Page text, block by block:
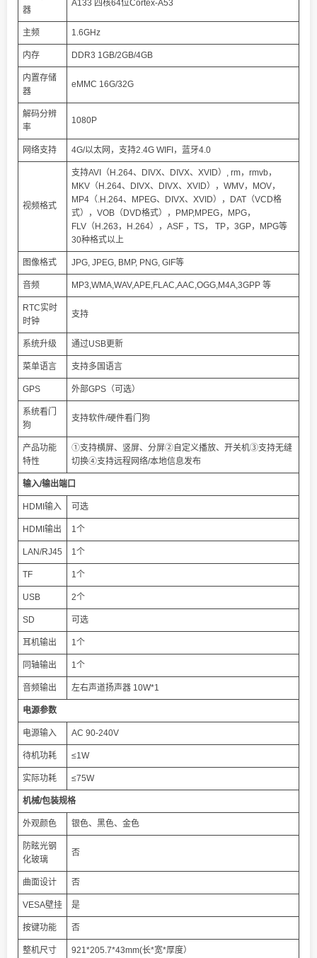
器
A133 四核64位Cortex-A53
主频 1.6GHz
内存 DDR3 1GB/2GB/4GB
内置存储
器
eMMC 16G/32G
解码分辨
率
1080P
网络支持 4G/以太网，支持2.4G WIFI，蓝牙4.0
视频格式
支持AVI（H.264、DIVX、DIVX、XVID）, rm，rmvb，
MKV（H.264、DIVX、DIVX、XVID），WMV，MOV，
MP4（.H.264、MPEG、DIVX、XVID），DAT（VCD格
式），VOB（DVD格式），PMP,MPEG，MPG，
FLV（H.263，H.264），ASF ，TS， TP，3GP，MPG等
30种格式以上
图像格式 JPG, JPEG, BMP, PNG, GIF等
音频 MP3,WMA,WAV,APE,FLAC,AAC,OGG,M4A,3GPP 等
RTC实时
时钟
支持
系统升级 通过USB更新
菜单语言 支持多国语言
GPS 外部GPS（可选）
系统看门
狗
支持软件/硬件看门狗
产品功能
特性
①支持横屏、竖屏、分屏②自定义播放、开关机③支持无缝
切换④支持远程网络/本地信息发布
输入/输出端口
HDMI输入 可选
HDMI输出 1个
LAN/RJ45 1个
TF 1个
USB 2个
SD 可选
耳机输出 1个
同轴输出 1个
音频输出 左右声道扬声器 10W*1
电源参数
电源输入 AC 90-240V
待机功耗 ≤1W
实际功耗 ≤75W
机械/包装规格
外观颜色 银色、黑色、金色
防眩光钢
化玻璃
否
曲面设计 否
VESA壁挂 是
按键功能 否
整机尺寸 921*205.7*43mm(长*宽*厚度）